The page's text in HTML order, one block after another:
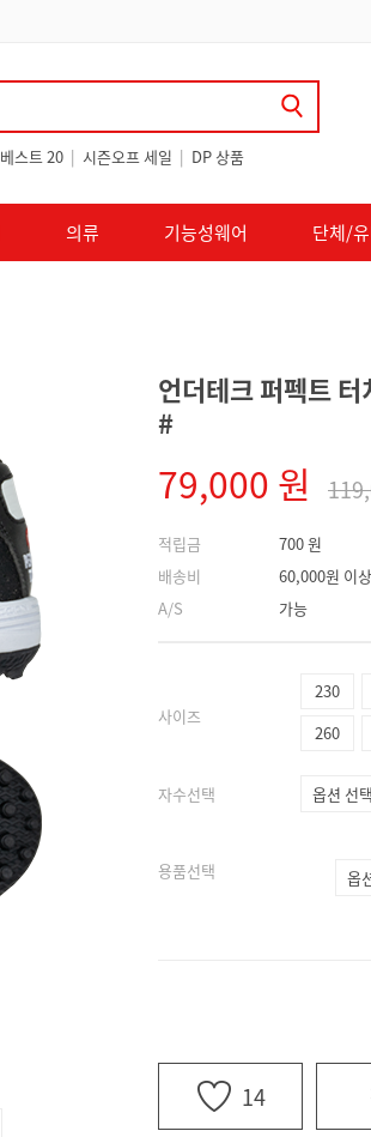
베스트 20 | 시즌오프 세일 | DP 상품
의류 기능성웨어 단체/
언더테크 퍼펙트
#
79,000 원
적립금
배송비
A/S
700 원
60,000원 이
가능
사이즈
230
260
자수선택
용품선택
14